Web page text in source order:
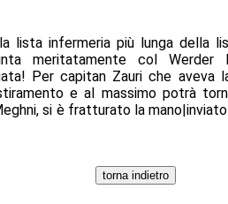
lista infermeria più lunga della
meritatamente col
Per capitan Zauri che aveva
e al massimo potrà
si è fratturato la